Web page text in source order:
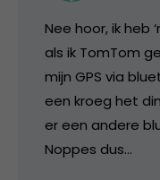
Nee hoor, ik heb
als ik TomTom
mijn GPS via
een kroeg het
er een andere
Noppes dus…